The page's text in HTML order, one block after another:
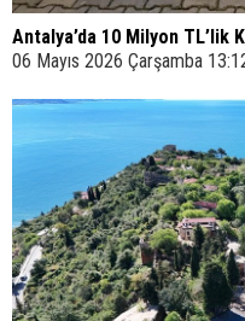
Antalya’da 10 Milyon TL’lik
06 Mayıs 2026 Çarşamba